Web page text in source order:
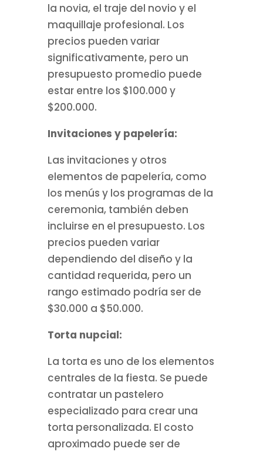
la novia, el traje del novio y el
maquillaje profesional. Los
precios pueden variar
significativamente, pero un
presupuesto promedio puede
estar entre los $100.000 y
$200.000.
Invitaciones y papelería:
Las invitaciones y otros
elementos de papelería, como
los menús y los programas de la
ceremonia, también deben
incluirse en el presupuesto. Los
precios pueden variar
dependiendo del diseño y la
cantidad requerida, pero un
rango estimado podría ser de
$30.000 a $50.000.
Torta nupcial:
La torta es uno de los elementos
centrales de la fiesta. Se puede
contratar un pastelero
especializado para crear una
torta personalizada. El costo
aproximado puede ser de